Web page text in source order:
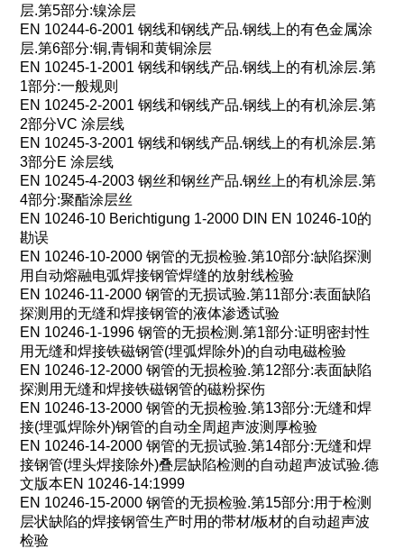
层.第5部分:镍涂层
EN 10244-6-2001钢线和钢线产品.钢线上的有色金属涂
层.第6部分:铜,青铜和黄铜涂层
EN 10245-1-2001钢线和钢线产品.钢线上的有机涂层.第
1部分:一般规则
EN 10245-2-2001钢线和钢线产品.钢线上的有机涂层.第
2部分VC涂层线
EN 10245-3-2001钢线和钢线产品.钢线上的有机涂层.第
3部分E涂层线
EN 10245-4-2003钢丝和钢丝产品.钢丝上的有机涂层.第
4部分:聚酯涂层丝
EN 10246-10 Berichtigung 1-2000 DIN EN 10246-10的
勘误
EN 10246-10-2000钢管的无损检验.第10部分:缺陷探测
用自动熔融电弧焊接钢管焊缝的放射线检验
EN 10246-11-2000钢管的无损试验.第11部分:表面缺陷
探测用的无缝和焊接钢管的液体渗透试验
EN 10246-1-1996钢管的无损检测 .第1部分:证明密封性
用无缝和焊接铁磁钢管(埋弧焊除外)的自动电磁检验
EN 10246-12-2000 钢管的无损检验.第12部分:表面缺陷
探测用无缝和焊接铁磁钢管的磁粉探伤
EN 10246-13-2000 钢管的无损检验.第13部分:无缝和焊
接(埋弧焊除外)钢管的自动全周超声波测厚检验
EN 10246-14-2000 钢管的无损试验.第14部分:无缝和焊
接钢管(埋头焊接除外)叠层缺陷检测 的自动超声波试验.德
文版本EN 10246-14:1999
EN 10246-15-2000 钢管的无损检验.第15部分:用于检测
层状缺陷的焊接钢管生产时用的带材/板材的自动超声波
检验